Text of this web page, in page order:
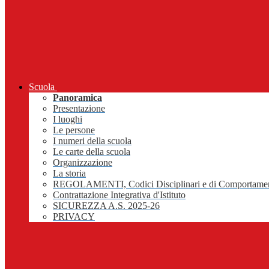
Scuola
Panoramica
Presentazione
I luoghi
Le persone
I numeri della scuola
Le carte della scuola
Organizzazione
La storia
REGOLAMENTI, Codici Disciplinari e di
Contrattazione Integrativa d'Istituto
SICUREZZA A.S. 2025-26
PRIVACY